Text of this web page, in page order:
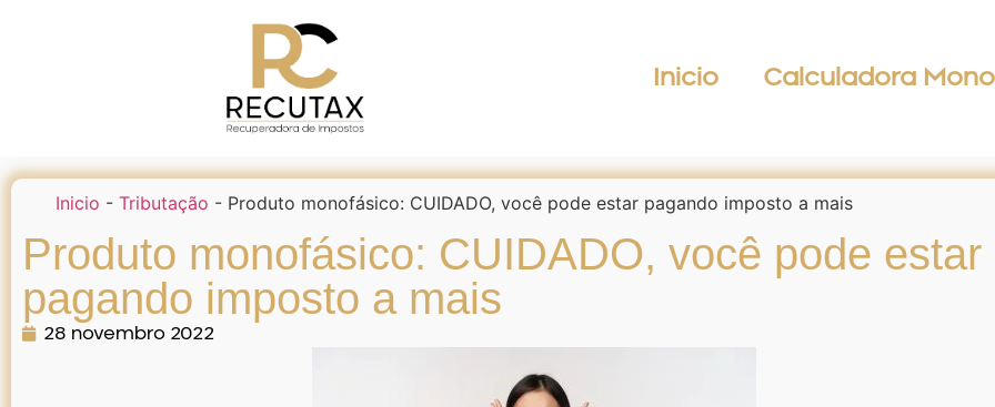
Inicio Calculadora
Inicio - Tributação - Produto monofásico: CUIDADO, você pode estar pagando imposto a mais
Produto monofásico: CUIDADO, você pode estar
pagando imposto a mais
28 novembro 2022